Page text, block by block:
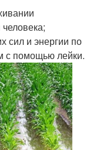
сил и энергии по
с помощью лейки.